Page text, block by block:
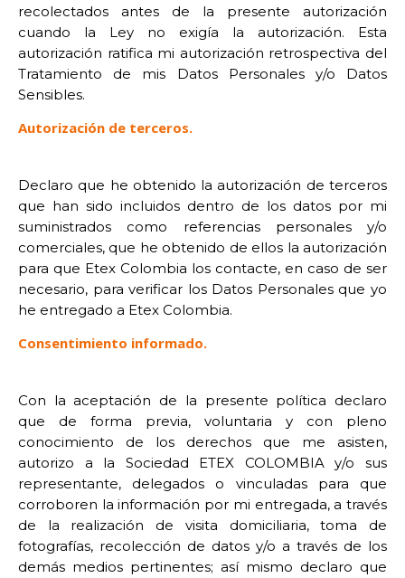
recolectados antes de la presente autorización
cuando la Ley no exigía la autorización. Esta
autorización ratifica mi autorización retrospectiva del
Tratamiento de mis Datos Personales y/o Datos
Sensibles.
Autorización de terceros.
Declaro que he obtenido la autorización de terceros
que han sido incluidos dentro de los datos por mi
suministrados como referencias personales y/o
comerciales, que he obtenido de ellos la autorización
para que Etex Colombia los contacte, en caso de ser
necesario, para verificar los Datos Personales que yo
he entregado a Etex Colombia.
Consentimiento informado.
Con la aceptación de la presente política declaro
que de forma previa, voluntaria y con pleno
conocimiento de los derechos que me asisten,
autorizo a la Sociedad ETEX COLOMBIA y/o sus
representante, delegados o vinculadas para que
corroboren la información por mi entregada, a través
de la realización de visita domiciliaria, toma de
fotografías, recolección de datos y/o a través de los
demás medios pertinentes; así mismo declaro que